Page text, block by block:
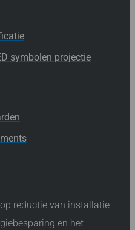
symbolen projectie
reductie van installatie-
en het